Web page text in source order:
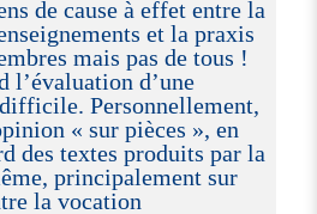
de cause à effet entre la
et la praxis
mais pas de tous !
l’évaluation d’une
Personnellement,
« sur pièces », en
des textes produits par la
principalement sur
la vocation